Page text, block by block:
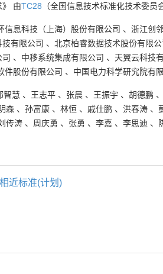
》 由TC28 （全国信息技术标准化技术委员
信息科技（上海）股份有限公司 、 浙江创
有限公司 、 北京柏睿数据技术股份有限公
、 中移系统集成有限公司 、 天翼云科技
件股份有限公司 、 中国电力科学研究院有
智慧 、 王志平 、 张晨 、 王振宇 、 胡德鹏 、
森 、 孙富康 、 林恒 、 戚仕鹏 、 洪春涛 、
传涛 、 周庆勇 、 张勇 、 李嘉 、 李思迪 、
相近标准(计划)